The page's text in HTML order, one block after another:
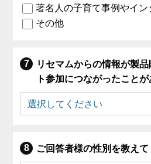
著名人の子育て事例やイン
その他
リセマムからの情報が製
ト参加につながったことが
ご回答者様の性別を教えて